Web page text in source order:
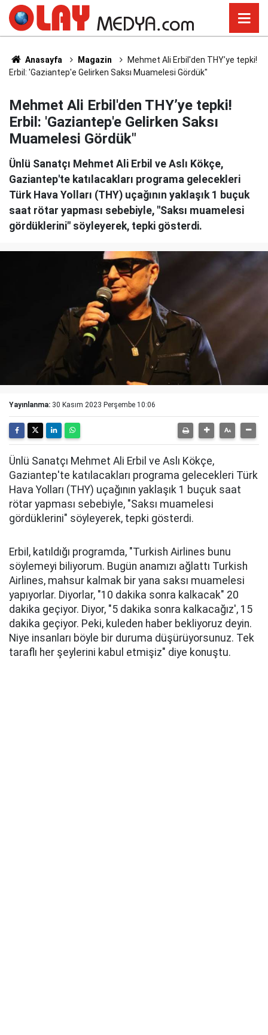
Anasayfa Magazin
Mehmet Ali Erbil'den THY’ye tepki!
Erbil: 'Gaziantep'e Gelirken Saksı Muamelesi Gördük"
Mehmet Ali Erbil'den THY’ye tepki!
Erbil: 'Gaziantep'e Gelirken Saksı
Muamelesi Gördük"
Ünlü Sanatçı Mehmet Ali Erbil ve Aslı Kökçe,
Gaziantep'te katılacakları programa gelecekleri
Türk Hava Yolları (THY) uçağının yaklaşık 1 buçuk
saat rötar yapması sebebiyle, "Saksı muamelesi
gördüklerini" söyleyerek, tepki gösterdi.
Yayınlanma: 30 Kasım 2023 Perşembe 10:06
Ünlü Sanatçı Mehmet Ali Erbil ve Aslı Kökçe,
Gaziantep'te katılacakları programa gelecekleri Türk
Hava Yolları (THY) uçağının yaklaşık 1 buçuk saat
rötar yapması sebebiyle, "Saksı muamelesi
gördüklerini" söyleyerek, tepki gösterdi.
Erbil, katıldığı programda, "Turkish Airlines bunu
söylemeyi biliyorum. Bugün anamızı ağlattı Turkish
Airlines, mahsur kalmak bir yana saksı muamelesi
yapıyorlar. Diyorlar, "10 dakika sonra kalkacak" 20
dakika geçiyor. Diyor, "5 dakika sonra kalkacağız', 15
dakika geçiyor. Peki, kuleden haber bekliyoruz deyin.
Niye insanları böyle bir duruma düşürüyorsunuz. Tek
taraflı her şeylerini kabul etmişiz" diye konuştu.